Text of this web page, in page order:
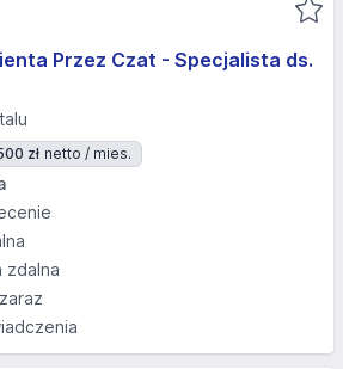
Przez Czat - Specjalista ds.
zł netto / mies.
zdalna